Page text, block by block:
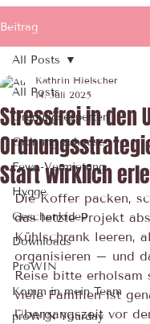
Beitrag
All Posts
Ordnungsexperten
Ordnung zuhause
Fewo-Vermietung
Hygge
Geschenkidee
Downloads
ProWIN
Komm in mein Team
proWIN Yourday
All Posts
Stressfrei in den
Start wirklich
Kathrin Hielscher
14. Juli 2025
Die Koffer packen,
das letzte Projekt
Kühlschrank leeren,
organisieren – und
Reise bitte erholsam
viele Familien ist
Übergangszeit vor